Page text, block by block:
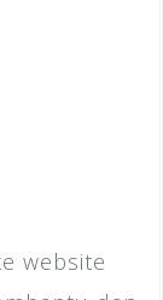
website